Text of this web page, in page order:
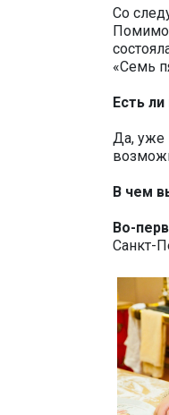
Со
Помимо
«Семь
Есть
Да, уже
В чем
Во-
Санкт-